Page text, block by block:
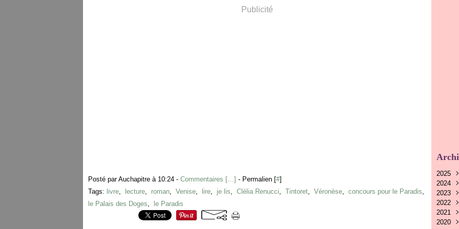
Publicité
Posté par Auchapitre à 10:24 - Commentaires […] - Permalien [#]
Tags: livre, lecture, roman, Venise, lire, je lis, Clélia Renucci, Tintoret, Véronèse, concours pour le Paradis,
le Palais des Doges, le Paradis
2025
Août
Juin
Mai
2024
Août
2023
2022
2021
2020